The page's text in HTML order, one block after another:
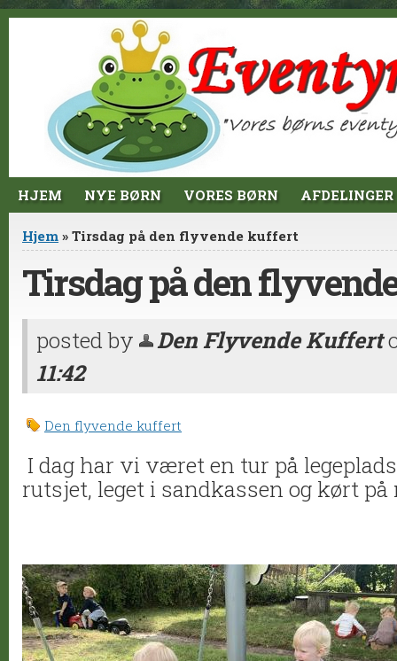
Jump to Content
HJEM NYE BØRN VORES BØRN AFDELINGER
Du er her
Hjem » Tirsdag på den flyvende kuffert
Tirsdag på den
posted by Den Flyvende Kuffert
11:42
Den flyvende kuffert
I dag har vi været en tur på
rutsjet, leget i sandkassen og kørt